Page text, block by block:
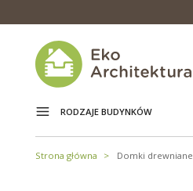
RODZAJE BUDYNKÓW
Strona główna Domki drewniane